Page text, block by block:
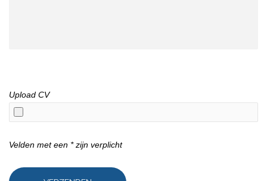
Upload CV
Velden met een * zijn verplicht